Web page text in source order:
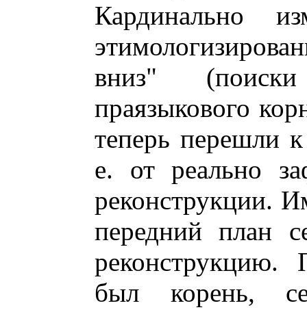
Кардинально
вниз"
праязыкового
теперь перешли
е. от реально
реконструкции.
передний план
реконструкцию.
был корень,